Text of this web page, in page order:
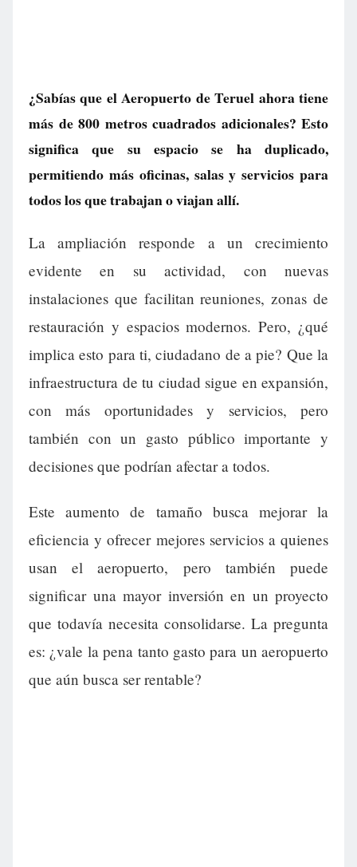
¿Sabías que el Aeropuerto de Teruel ahora tiene
más de 800 metros cuadrados adicionales? Esto
significa que su espacio se ha duplicado,
permitiendo más oficinas, salas y servicios para
todos los que trabajan o viajan allí.
La ampliación responde a un crecimiento
evidente en su actividad, con nuevas
instalaciones que facilitan reuniones, zonas de
restauración y espacios modernos. Pero, ¿qué
implica esto para ti, ciudadano de a pie? Que la
infraestructura de tu ciudad sigue en expansión,
con más oportunidades y servicios, pero
también con un gasto público importante y
decisiones que podrían afectar a todos.
Este aumento de tamaño busca mejorar la
eficiencia y ofrecer mejores servicios a quienes
usan el aeropuerto, pero también puede
significar una mayor inversión en un proyecto
que todavía necesita consolidarse. La pregunta
es: ¿vale la pena tanto gasto para un aeropuerto
que aún busca ser rentable?